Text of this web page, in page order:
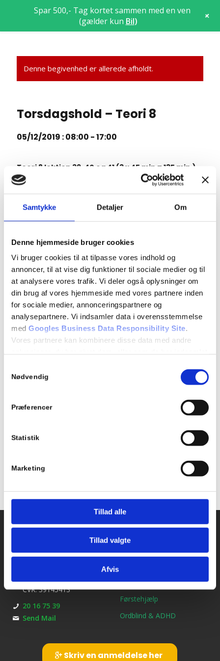
Samtykke Detaljer Om
Denne hjemmeside bruger cookies
Vi bruger cookies til at tilpasse vores indhold og
annoncer, til at vise dig funktioner til sociale medier og til
at analysere vores trafik. Vi deler også oplysninger om
din brug af vores hjemmeside med vores partnere inden
for sociale medier, annonceringspartnere og
analysepartnere. Vi indsamler data i overensstemmelse
med Googles Business Data Responsibility Site.
Vores partnere kan kombinere disse data med andre
Se Cookie & Privatlivspolitik
Nødvendig
Præferencer
Statistik
Marketing
Tillad alle
Tillad valgte
Afvis
Denne begivenhed er allerede afholdt.
Torsdagshold – Teori 8
05/12/2019 : 08:00 -17:00
Teori 8 lektion 39, 40 og 41 (3 x 45 min = 135 min.)
7.18 Standsning og parkering
7.19 Kørsel i mørke og lygtetændingstid i øvrigt
7.20 Kørsel i tunnel
Repetition af tidligere lektioner
Evaluerende teoriprøver
Detaljer
Dato:
05/12/2019
Tidspunkt:
08:00 - 17:00
Begivenhed Kategori:
Tilføj til kalender
Kontakt os
CVR: 39145413
20 16 75 39
Send Mail
Ydelser
Bil kørekort
B/E Trailerkørekort
Førstehjælp
Ordblind & ADHD
Skriv en anmeldelse her
Spar 500,- Tag kortet sammen med en ven
(gælder kun Bil) +